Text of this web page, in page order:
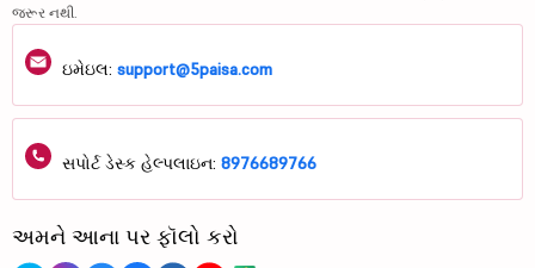
જરૂર નથી.
ઇમેઇલ: support@5paisa.com
સપોર્ટ ડેસ્ક હેલ્પલાઇન: 8976689766
અમને આના પર ફૉલો કરો